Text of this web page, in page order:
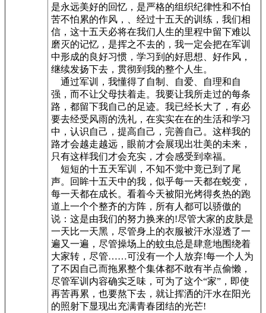
是永远美好的回忆，是严格的组织纪律性和不怕
苦不怕累的作风，、经过十五天的训练，我们相
信，这十五天必将在我们人生的里程中留下难以
磨灭的记忆，是挥之不去的，我一定会把在军训
中形成的良好习惯，学习到的好思想、好作风，
继续发扬下去，贯彻到我的整个人生。
通过军训，我懂得了自制、自爱、自理和自
强，而不让父母扶着走。我要让我所走过的每条
路，都留下我自己的足迹。我已经长大了，有必
要去经受风雨的洗礼，在实实在在的生活和学习
中，认识自己，提高自己，完善自己。这样我的
路才会越走越远，眼前才会展现出壮美的未来，
只有这样我们才会充实，才会感受到幸福。
短短的十五天军训，不知不觉中竟已到了尾
声。回眸十五天中的我，似乎每一天都在蜕变，
每一天都在成长。看着今天被阳光烤得炙热的跑
道上一个个整齐的方阵，所有人都可以骄傲的
说：这是由我们的努力换来的!尽管大家的皮肤是
一天比一天黑，尽管身上的衣服被汗水湿透了一
遍又一遍，尽管操场上的蚊虫总是肆意地围绕着
大家转，尽管……可没有一个人放弃!每一个人为
了不因自己而拖累整个集体都不敢有半点偷懒，
尽管军训内容确实乏味，可为了这个“家”，即使
再苦再累，也要熬下去，就让挥洒的汗水在阳光
的照射下显现出充满青春团结的光芒!